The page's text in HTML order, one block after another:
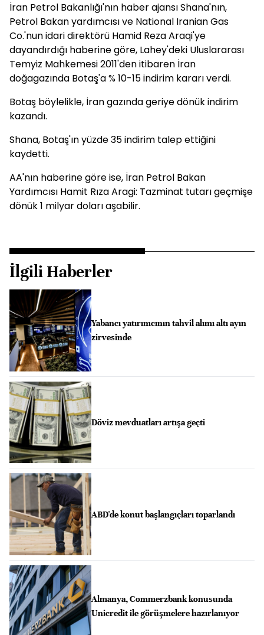
İran Petrol Bakanlığı'nın haber ajansı Shana'nın,
Petrol Bakan yardımcısı ve National Iranian Gas
Co.'nun idari direktörü Hamid Reza Araqi'ye
dayandırdığı haberine göre, Lahey'deki Uluslararası
Temyiz Mahkemesi 2011'den itibaren İran
doğagazında Botaş'a % 10-15 indirim kararı verdi.
Botaş böylelikle, İran gazında geriye dönük indirim
kazandı.
Shana, Botaş'ın yüzde 35 indirim talep ettiğini
kaydetti.
AA'nın haberine göre ise, İran Petrol Bakan
Yardımcısı Hamit Rıza Aragi: Tazminat tutarı geçmişe
dönük 1 milyar doları aşabilir.
İlgili Haberler
Yabancı yatırımcının tahvil alımı altı ayın
zirvesinde
Döviz mevduatları artışa geçti
ABD'de konut başlangıçları toparlandı
Almanya, Commerzbank konusunda
Unicredit ile görüşmelere hazırlanıyor